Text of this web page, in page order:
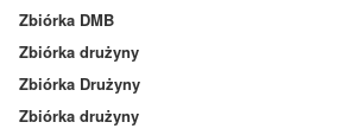
Zbiórka DMB
Zbiórka drużyny
Zbiórka Drużyny
Zbiórka drużyny